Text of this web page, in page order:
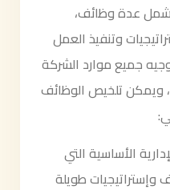
تشمل عدة وظائف،
وتنفيذ العمل
جميع موارد الشركة
ويمكن تلخيص الوظائف
الأساسية التي
طويلة